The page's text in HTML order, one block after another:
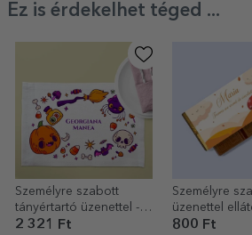
Ez is érdekelhet téged ...
Személyre szabott
tányértartó üzenettel -
Halloween
2 321 Ft
Személyre
üzenettel
800 Ft